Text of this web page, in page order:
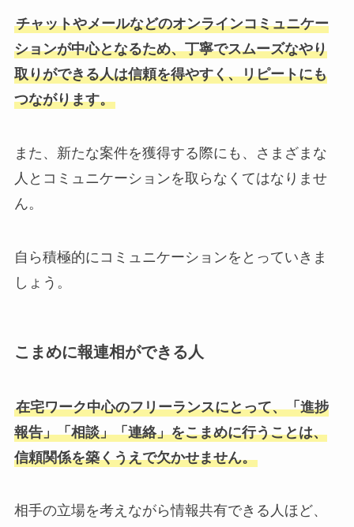
チャットやメールなどのオンラインコミュニケー
ションが中心となるため、丁寧でスムーズなやり
取りができる人は信頼を得やすく、リピートにも
つながります。
また、新たな案件を獲得する際にも、さまざまな
人とコミュニケーションを取らなくてはなりませ
ん。
自ら積極的にコミュニケーションをとっていきま
しょう。
こまめに報連相ができる人
在宅ワーク中心のフリーランスにとって、「進捗
報告」「相談」「連絡」をこまめに行うことは、
信頼関係を築くうえで欠かせません。
相手の立場を考えながら情報共有できる人ほど、